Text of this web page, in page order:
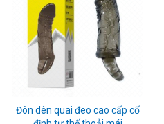
Đôn dên quai đeo cao cấp cố